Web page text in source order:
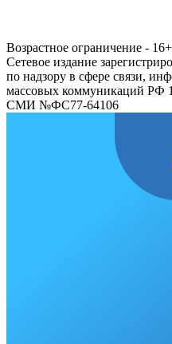
Возрастное ограничение - 16+
Сетевое издание
по надзору в сфере связи,
массовых коммуникаций РФ
СМИ №ФС77-64106